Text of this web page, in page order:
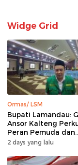
Widge Grid
Ormas/ LSM
Bupati Lamandau:
Ansor Kalteng
Peran Pemuda dan
Penanganan
2 days yang lalu